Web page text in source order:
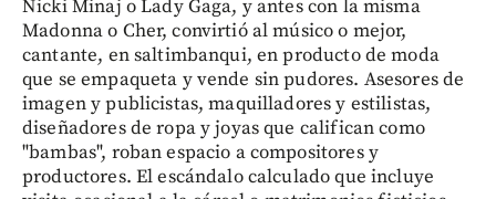
Nicki Minaj o Lady Gaga, y antes con la misma
Madonna o Cher, convirtió al músico o mejor,
cantante, en saltimbanqui, en producto de moda
que se empaqueta y vende sin pudores. Asesores de
imagen y publicistas, maquilladores y estilistas,
diseñadores de ropa y joyas que califican como
"bambas", roban espacio a compositores y
productores. El escándalo calculado que incluye